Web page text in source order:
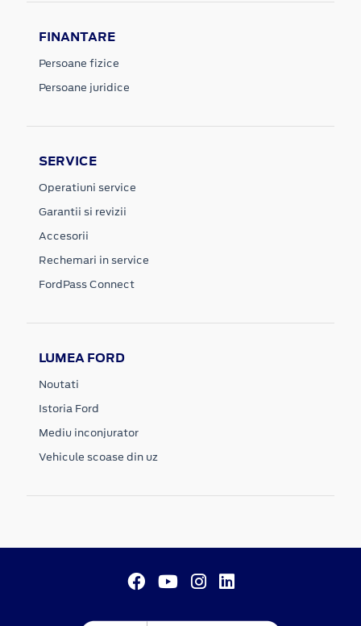
FINANTARE
Persoane fizice
Persoane juridice
SERVICE
Operatiuni service
Garantii si revizii
Accesorii
Rechemari in service
FordPass Connect
LUMEA FORD
Noutati
Istoria Ford
Mediu inconjurator
Vehicule scoase din uz